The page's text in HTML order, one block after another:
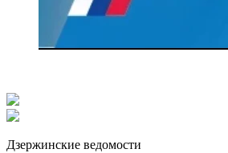
Дзержинские ведомости